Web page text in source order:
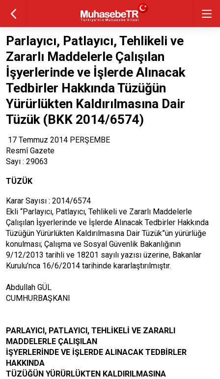
Parlayıcı, Patlayıcı, Tehlikeli ve
Zararlı Maddelerle Çalışılan
İşyerlerinde ve İşlerde Alınacak
Tedbirler Hakkında Tüzüğün
Yürürlükten Kaldırılmasına Dair
Tüzük (BKK 2014/6574)
17 Temmuz 2014 PERŞEMBE
Resmî Gazete
Sayı : 29063
TÜZÜK
Karar Sayısı : 2014/6574
Ekli “Parlayıcı, Patlayıcı, Tehlikeli ve Zararlı Maddelerle
Çalışılan İşyerlerinde ve İşlerde Alınacak Tedbirler Hakkında
Tüzüğün Yürürlükten Kaldırılmasına Dair Tüzük”ün yürürlüğe
konulması; Çalışma ve Sosyal Güvenlik Bakanlığının
9/12/2013 tarihli ve 18201 sayılı yazısı üzerine, Bakanlar
Kurulu’nca 16/6/2014 tarihinde kararlaştırılmıştır.
Abdullah GÜL
CUMHURBAŞKANI
PARLAYICI, PATLAYICI, TEHLİKELİ VE ZARARLI
MADDELERLE ÇALIŞILAN
İŞYERLERİNDE VE İŞLERDE ALINACAK TEDBİRLER
HAKKINDA
TÜZÜĞÜN YÜRÜRLÜKTEN KALDIRILMASINA